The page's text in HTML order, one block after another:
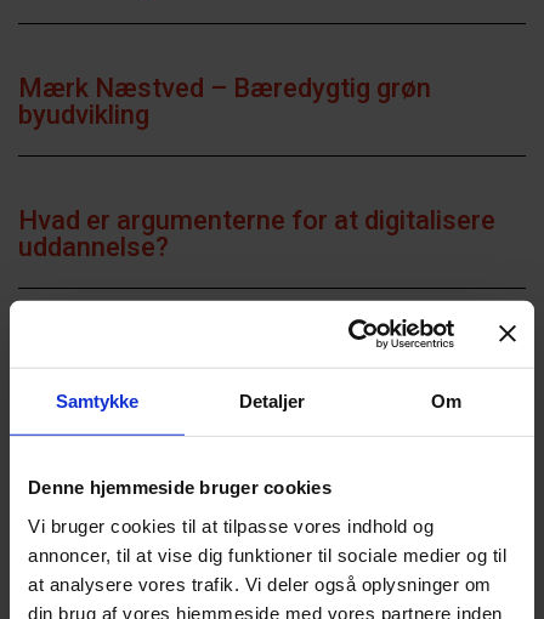
Samtykke Detaljer Om
Denne hjemmeside bruger cookies
Vi bruger cookies til at tilpasse vores indhold og
annoncer, til at vise dig funktioner til sociale medier og til
at analysere vores trafik. Vi deler også oplysninger om
din brug af vores hjemmeside med vores partnere inden
Mærk Næstved – Bæredygtig grøn
byudvikling
Hvad er argumenterne for at digitalisere
uddannelse?
Omnichannel – E-business technology and
entrepreneurship